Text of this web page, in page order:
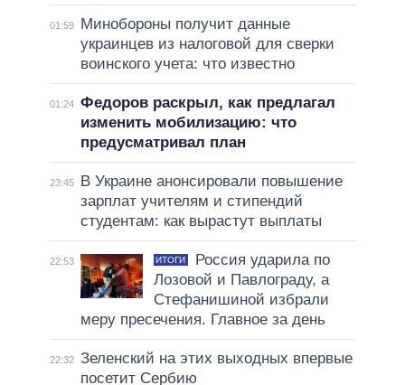
01:59
Минобороны получит данные
украинцев из налоговой для сверки
воинского учета: что известно
01:24 Федоров раскрыл, как предлагал
изменить мобилизацию: что
предусматривал план
23:45
В Украине анонсировали повышение
зарплат учителям и стипендий
студентам: как вырастут выплаты
22:53 ИТОГИ
Россия ударила по
Лозовой и Павлограду, а
Стефанишиной избрали
меру пресечения. Главное за день
22:32 Зеленский на этих выходных впервые
посетит Сербию